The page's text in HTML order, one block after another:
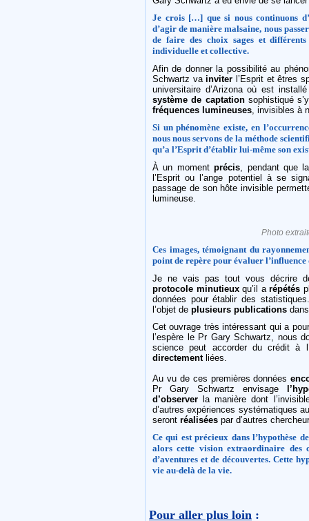
Je crois […] que si nous continuons
d’agir de manière malsaine, nous
de faire des choix sages et
individuelle et collective.
Afin de donner la possibilité au
Schwartz vainviter l’Esprit et êtres
universitaire d’Arizona où est
système de captationsophistiqué
fréquences lumineuses, invisibles à
Si un phénomène existe, en
nous nous servons de la méthode
qu’a l’Esprit d’établir lui-même son
À un momentprécis, pendant que
l’Esprit ou l’ange potentiel à se
passage de son hôte invisible
lumineuse.
Photo
Ces images, témoignant du
point de repère pour évaluer
Je ne vais pas tout vous décrire
protocole minutieuxqu’il arépétés
données pour établir des
l’objet de plusieurs publications
Cet ouvrage très intéressant qui a
l’espère le Pr Gary Schwartz, nous
science peut accorder du crédit à
directementliées.
Au vu de ces premières données
Pr Gary Schwartz envisage
d’observer la manière dont
d’autres expériences systématiques
seront réalisées par d’autres
Ce qui est précieux dans l’hypothèse
alors cette vision extraordinaire des
d’aventures et de découvertes. Cette
vie au-delà de la vie.
Pour aller plus loin :